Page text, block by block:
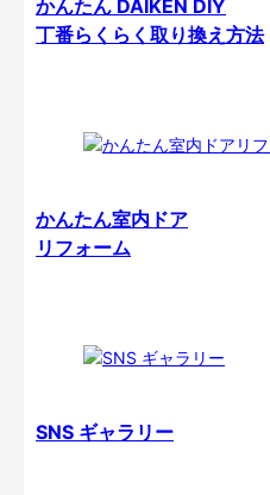
かんたん DAIKEN DIY
丁番らくらく取り換え方法
かんたん室内ドア
リフォーム
SNS ギャラリー